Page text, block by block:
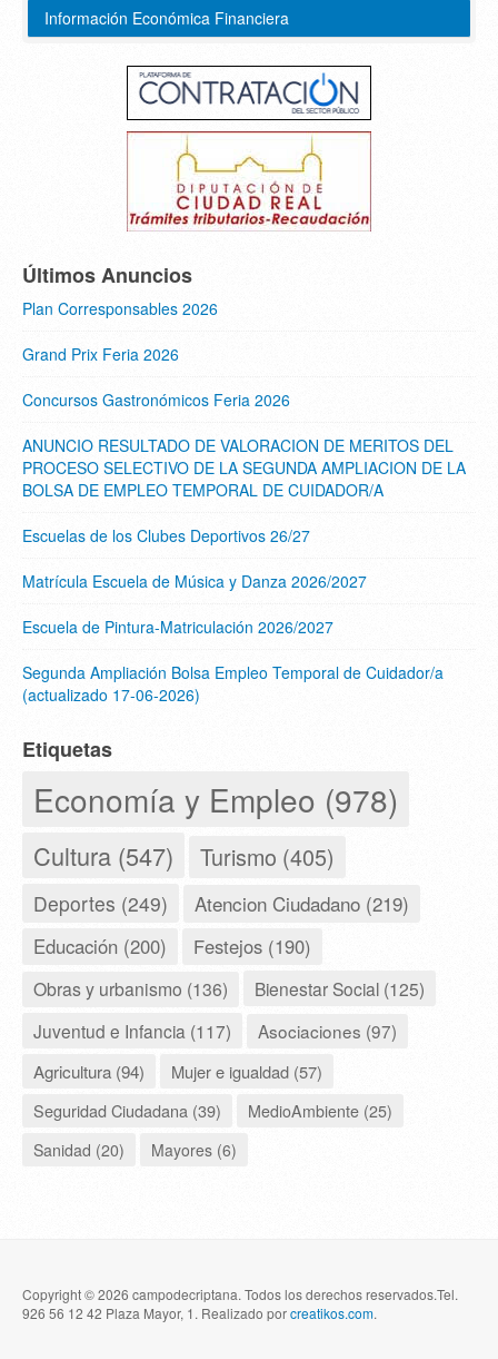
Información Económica Financiera
Últimos Anuncios
Plan Corresponsables 2026
Grand Prix Feria 2026
Concursos Gastronómicos Feria 2026
ANUNCIO RESULTADO DE VALORACION DE MERITOS DEL
PROCESO SELECTIVO DE LA SEGUNDA AMPLIACION DE LA
BOLSA DE EMPLEO TEMPORAL DE CUIDADOR/A
Escuelas de los Clubes Deportivos 26/27
Matrícula Escuela de Música y Danza 2026/2027
Escuela de Pintura-Matriculación 2026/2027
Segunda Ampliación Bolsa Empleo Temporal de Cuidador/a
(actualizado 17-06-2026)
Etiquetas
Economía y Empleo (978)
Cultura (547) Turismo (405)
Deportes (249) Atencion Ciudadano (219)
Educación (200) Festejos (190)
Obras y urbanismo (136)
Bienestar Social (125)
Juventud e Infancia (117)
Asociaciones (97)
Agricultura (94)
Mujer e igualdad (57)
Seguridad Ciudadana (39)
MedioAmbiente (25)
Sanidad (20)
Mayores (6)
Copyright © 2026 campodecriptana. Todos los derechos reservados.Tel.
926 56 12 42 Plaza Mayor, 1. Realizado porcreatikos.com.